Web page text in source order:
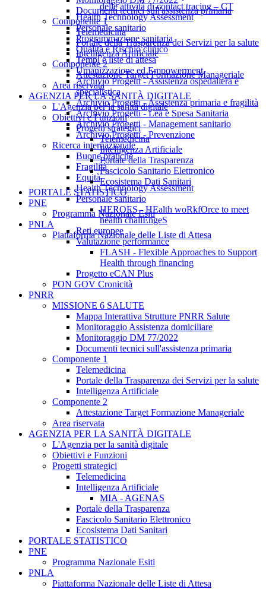
Documenti tecnici sull'assistenza primaria
Componente 1
Telemedicina
Portale della Trasparenza dei Servizi per la salute
Intelligenza Artificiale
Componente 2
Attestazione Target Formazione Manageriale
Area riservata
AGENZIA PER LA SANITÀ DIGITALE
L'Agenzia per la sanità digitale
Obiettivi e Funzioni
Progetti strategici
Telemedicina
Intelligenza Artificiale
Portale della Trasparenza
Fascicolo Sanitario Elettronico
Ecosistema Dati Sanitari
PORTALE STATISTICO
PNE
Programma Nazionale Esiti
PNLA
Piattaforma Nazionale delle Liste di Attesa
delle attività di contact tracing – CT
Health Technology Assessment
Personale sanitario
Programmazione sanitaria
Qualità e Rischio clinico
Tempi e liste di attesa
Umanizzazione ed Empowerment
Archivio Progetti - Assistenza ospedaliera e
specialistica
Archivio Progetti - Assistenza primaria e fragilità
Archivio Progetti - Lea e Spesa Sanitaria
Archivio Progetti - Management sanitario
Archivio Progetti - Prevenzione
Ricerca internazionale
Buone pratiche
Fragilità
Equità
Health Technology Assessment
Personale sanitario
HEROES - HEalth woRkfOrce to meet
health challEngeS
Reti europee
Valutazione performance
FLASH - Flexible Approaches to Support
Health through financing
Progetto eCAN Plus
PON GOV Cronicità
PNRR
MISSIONE 6 SALUTE
Mappa Interattiva Strutture PNRR Salute
Monitoraggio Assistenza domiciliare
Monitoraggio DM 77/2022
Documenti tecnici sull'assistenza primaria
Componente 1
Telemedicina
Portale della Trasparenza dei Servizi per la salute
Intelligenza Artificiale
Componente 2
Attestazione Target Formazione Manageriale
Area riservata
AGENZIA PER LA SANITÀ DIGITALE
L'Agenzia per la sanità digitale
Obiettivi e Funzioni
Progetti strategici
Telemedicina
Intelligenza Artificiale
MIA - AGENAS
Portale della Trasparenza
Fascicolo Sanitario Elettronico
Ecosistema Dati Sanitari
PORTALE STATISTICO
PNE
Programma Nazionale Esiti
PNLA
Piattaforma Nazionale delle Liste di Attesa